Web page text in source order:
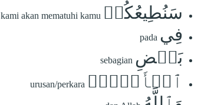
سَنُطِيعُكُمۡ kami akan mematuhi kamu
فِي pada
بَعۡضِ sebagian
ٱلۡأَمۡرِۖ urusan/perkara